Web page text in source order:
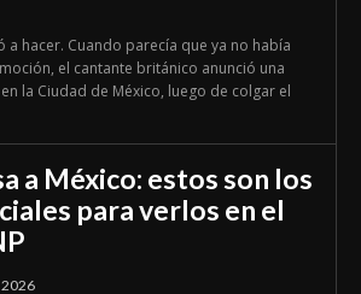
a hacer. Cuando parecía que ya no había
el cantante británico anunció una
la Ciudad de México, luego de colgar el
a México: estos son los
para verlos en el